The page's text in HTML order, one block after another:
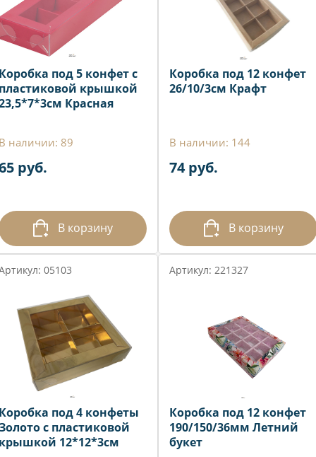
под 5 конфет с
крышкой
Красная
наличии: 89
руб.
В корзину
Коробка под 12 конфет
26/10/3см Крафт
В наличии: 144
74 руб.
В корзину
05103
под 4 конфеты
с пластиковой
12*12*3см
Артикул: 221327
Коробка под 12 конфет
190/150/36мм Летний
букет